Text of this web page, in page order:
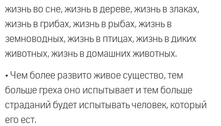
жизнь во сне, жизнь в дереве, жизнь в злаках,
жизнь в грибах, жизнь в рыбах, жизнь в
земноводных, жизнь в птицах, жизнь в диких
животных, жизнь в домашних животных.
• Чем более развито живое существо, тем
больше греха оно испытывает и тем больше
страданий будет испытывать человек, который
его ест.